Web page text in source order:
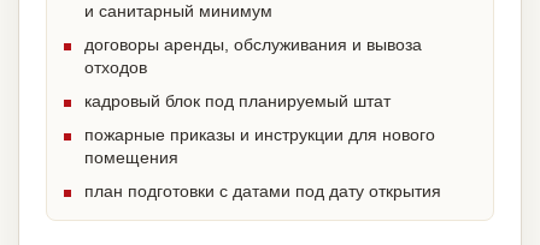
и санитарный минимум
договоры аренды, обслуживания и вывоза
отходов
кадровый блок под планируемый штат
пожарные приказы и инструкции для нового
помещения
план подготовки с датами под дату открытия